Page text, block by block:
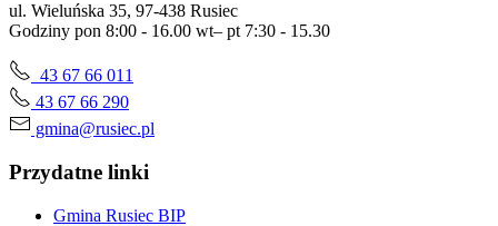
ul. Wieluńska 35, 97-438 Rusiec
Godziny pon 8:00 - 16.00 wt– pt 7:30 - 15.30
43 67 66 011
43 67 66 290
gmina@rusiec.pl
Przydatne linki
Gmina Rusiec BIP